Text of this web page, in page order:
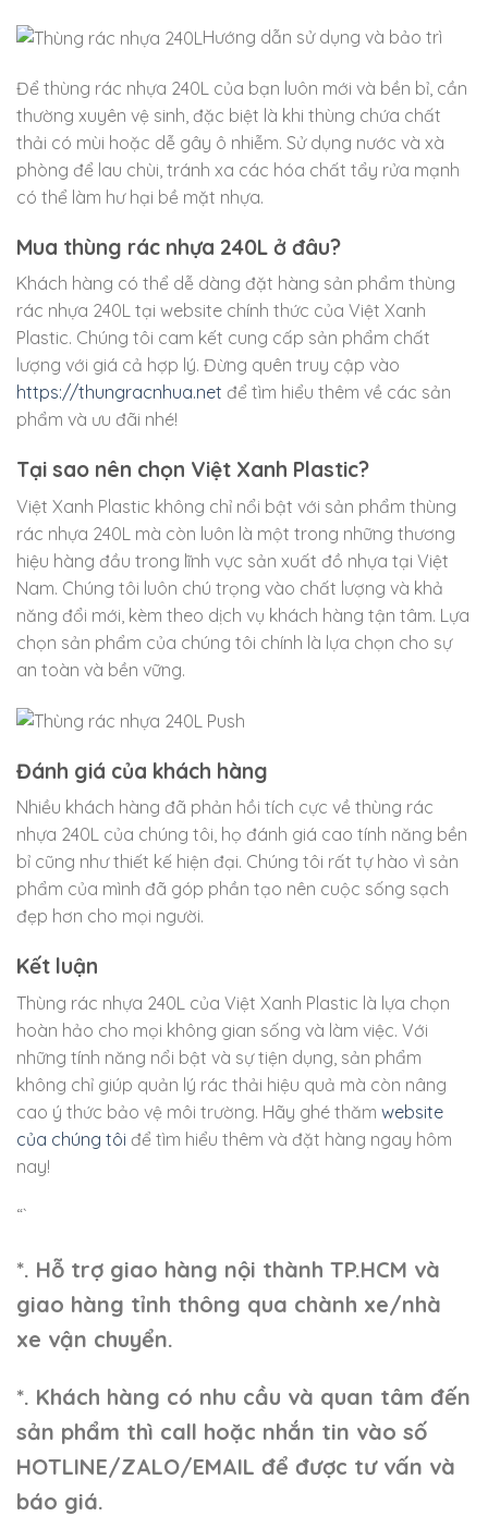
Hướng dẫn sử dụng và bảo trì
Để thùng rác nhựa 240L của bạn luôn mới và bền bỉ, cần
thường xuyên vệ sinh, đặc biệt là khi thùng chứa chất
thải có mùi hoặc dễ gây ô nhiễm. Sử dụng nước và xà
phòng để lau chùi, tránh xa các hóa chất tẩy rửa mạnh
có thể làm hư hại bề mặt nhựa.
Mua thùng rác nhựa 240L ở đâu?
Khách hàng có thể dễ dàng đặt hàng sản phẩm thùng
rác nhựa 240L tại website chính thức của Việt Xanh
Plastic. Chúng tôi cam kết cung cấp sản phẩm chất
lượng với giá cả hợp lý. Đừng quên truy cập vào
https://thungracnhua.net để tìm hiểu thêm về các sản
phẩm và ưu đãi nhé!
Tại sao nên chọn Việt Xanh Plastic?
Việt Xanh Plastic không chỉ nổi bật với sản phẩm thùng
rác nhựa 240L mà còn luôn là một trong những thương
hiệu hàng đầu trong lĩnh vực sản xuất đồ nhựa tại Việt
Nam. Chúng tôi luôn chú trọng vào chất lượng và khả
năng đổi mới, kèm theo dịch vụ khách hàng tận tâm. Lựa
chọn sản phẩm của chúng tôi chính là lựa chọn cho sự
an toàn và bền vững.
Đánh giá của khách hàng
Nhiều khách hàng đã phản hồi tích cực về thùng rác
nhựa 240L của chúng tôi, họ đánh giá cao tính năng bền
bỉ cũng như thiết kế hiện đại. Chúng tôi rất tự hào vì sản
phẩm của mình đã góp phần tạo nên cuộc sống sạch
đẹp hơn cho mọi người.
Kết luận
Thùng rác nhựa 240L của Việt Xanh Plastic là lựa chọn
hoàn hảo cho mọi không gian sống và làm việc. Với
những tính năng nổi bật và sự tiện dụng, sản phẩm
không chỉ giúp quản lý rác thải hiệu quả mà còn nâng
cao ý thức bảo vệ môi trường. Hãy ghé thăm website
của chúng tôi để tìm hiểu thêm và đặt hàng ngay hôm
nay!
“`
*. Hỗ trợ giao hàng nội thành TP.HCM và
giao hàng tỉnh thông qua chành xe/nhà
xe vận chuyển.
*. Khách hàng có nhu cầu và quan tâm đến
sản phẩm thì call hoặc nhắn tin vào số
HOTLINE/ZALO/EMAIL để được tư vấn và
báo giá.